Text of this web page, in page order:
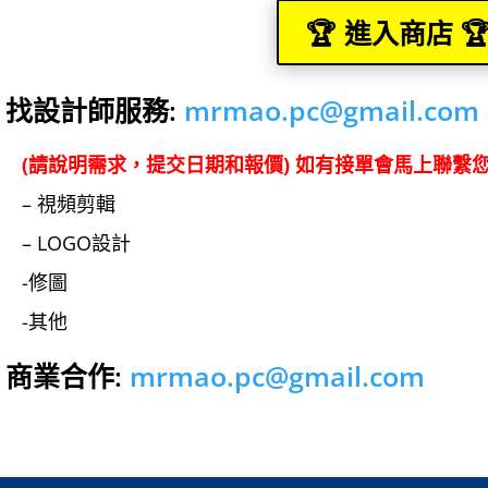
🏆 進入商店
設計師服務: mrmao.pc@gmail.com
(請說明需求，提交日期和報價) 如有接單會馬上聯繫
– 視頻剪輯
– LOGO設計
-修圖
-其他
業合作: mrmao.pc@gmail.com